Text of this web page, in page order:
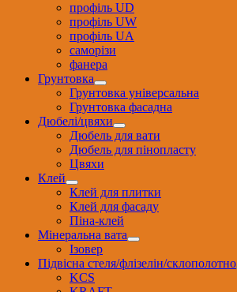
профіль UD
профіль UW
профіль UА
саморізи
фанера
Грунтовка
Грунтовка універсальна
Грунтовка фасадна
Дюбелі/цвяхи
Дюбель для вати
Дюбель для пінопласту
Цвяхи
Клей
Клей для плитки
Клей для фасаду
Піна-клей
Мінеральна вата
Ізовер
Підвісна стеля/флізелін/склополотно
KCS